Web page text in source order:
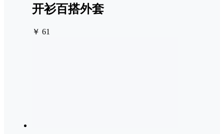
开衫百搭外套
￥ 61